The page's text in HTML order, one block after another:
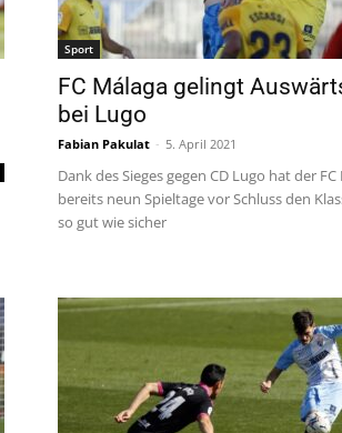
Sport
FC Málaga gelingt
bei Lugo
Fabian Pakulat - 5. April 2021
Dank des Sieges gegen CD Lugo hat der FC
bereits neun Spieltage vor Schluss den
so gut wie sicher